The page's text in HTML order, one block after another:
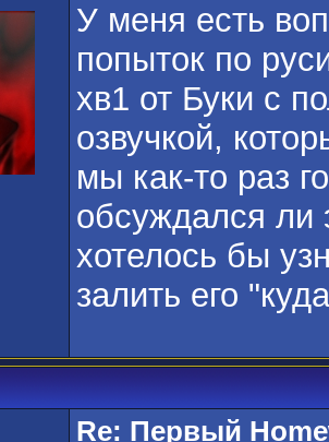
У меня есть
попыток по
хв1 от Буки с
озвучкой,
мы как-то раз
обсуждался ли
хотелось бы
залить его
Re: Первый